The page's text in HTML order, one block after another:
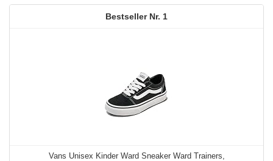
1
Vans Unisex Kinder Ward Sneaker Ward Trainers,